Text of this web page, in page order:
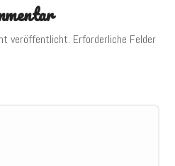
veröffentlicht. Erforderliche Felder